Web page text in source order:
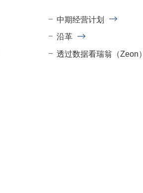
中期经营计划
沿革
透过数据看瑞翁（Zeon）